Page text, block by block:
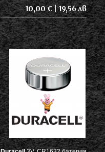
10,00 € | 19,56 лв